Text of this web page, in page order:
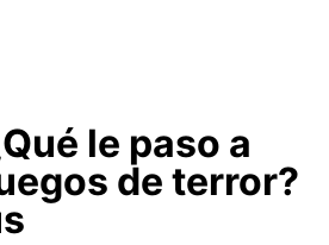
le paso a
de terror?